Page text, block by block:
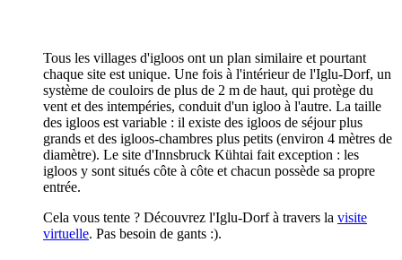
Tous les villages d'igloos ont un plan similaire et pourtant
chaque site est unique. Une fois à l'intérieur de l'Iglu-Dorf, un
système de couloirs de plus de 2 m de haut, qui protège du
vent et des intempéries, conduit d'un igloo à l'autre. La taille
des igloos est variable : il existe des igloos de séjour plus
grands et des igloos-chambres plus petits (environ 4 mètres de
diamètre). Le site d'Innsbruck Kühtai fait exception : les
igloos y sont situés côte à côte et chacun possède sa propre
entrée.
Cela vous tente ? Découvrez l'Iglu-Dorf à travers la visite
virtuelle. Pas besoin de gants :).